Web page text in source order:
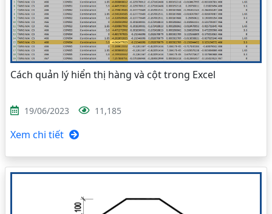
Cách quản lý hiển thị hàng và cột trong Excel
19/06/2023 11,185
Xem chi tiết